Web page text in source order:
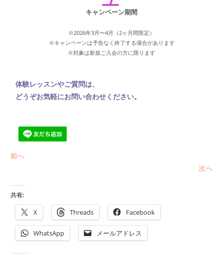
キャンペーン期間
※2026年3月〜4月（2ヶ月間限定）
※キャンペーンは予告なく終了する場合があります
※対象は新規ご入会の方に限ります
体験レッスンやご質問は、
どうぞお気軽にお問い合わせください。
前へ
次へ
共有:
X Threads Facebook
WhatsApp メールアドレス